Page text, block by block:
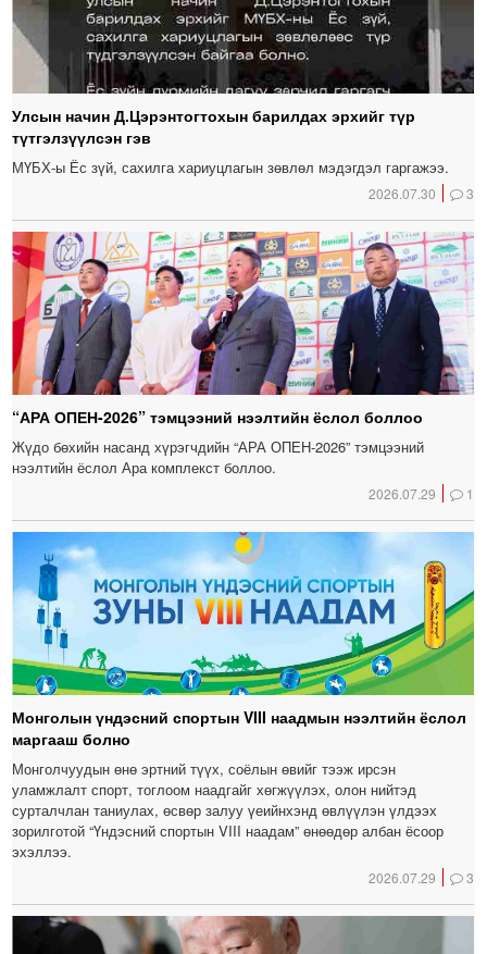
Улсын начин Д.Цэрэнтогтохын барилдах эрхийг түр
түтгэлзүүлсэн гэв
МҮБХ-ы Ёс зүй, сахилга хариуцлагын зөвлөл мэдэгдэл гаргажээ.
2026.07.30 3
“АРА ОПЕН-2026” тэмцээний нээлтийн ёслол боллоо
Жүдо бөхийн насанд хүрэгчдийн “АРА ОПЕН-2026” тэмцээний
нээлтийн ёслол Ара комплекст боллоо.
2026.07.29 1
Монголын үндэсний спортын VIII наадмын нээлтийн ёслол
маргааш болно
Монголчуудын өнө эртний түүх, соёлын өвийг тээж ирсэн
уламжлалт спорт, тоглоом наадгайг хөгжүүлэх, олон нийтэд
сурталчлан таниулах, өсвөр залуу үеийнхэнд өвлүүлэн үлдээх
зорилготой “Үндэсний спортын VIII наадам” өнөөдөр албан ёсоор
эхэллээ.
2026.07.29 3